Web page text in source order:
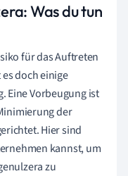
Was du tun
für das Auftreten
doch einige
Eine Vorbeugung ist
der
Hier sind
kannst, um
zu